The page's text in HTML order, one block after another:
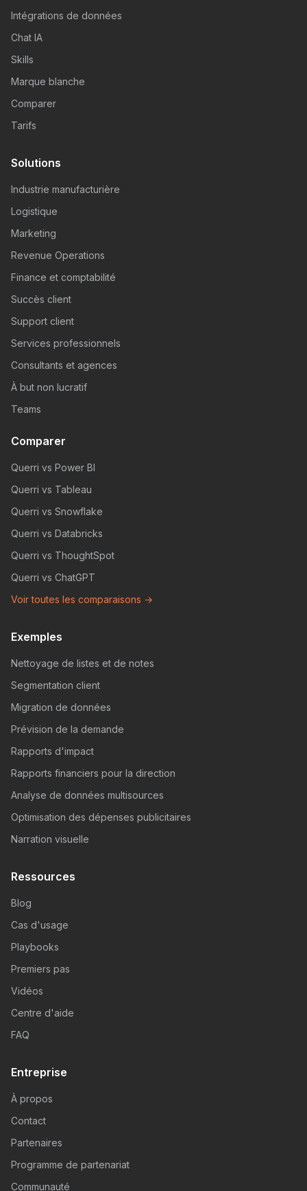
Intégrations de données
Chat IA
Skills
Marque blanche
Comparer
Tarifs
Solutions
Industrie manufacturière
Logistique
Marketing
Revenue Operations
Finance et comptabilité
Succès client
Support client
Services professionnels
Consultants et agences
À but non lucratif
Teams
Comparer
Querri vs Power BI
Querri vs Tableau
Querri vs Snowflake
Querri vs Databricks
Querri vs ThoughtSpot
Querri vs ChatGPT
Voir toutes les comparaisons →
Exemples
Nettoyage de listes et de notes
Segmentation client
Migration de données
Prévision de la demande
Rapports d'impact
Rapports financiers pour la direction
Analyse de données multisources
Optimisation des dépenses publicitaires
Narration visuelle
Ressources
Blog
Cas d'usage
Playbooks
Premiers pas
Vidéos
Centre d'aide
FAQ
Entreprise
À propos
Contact
Partenaires
Programme de partenariat
Communauté